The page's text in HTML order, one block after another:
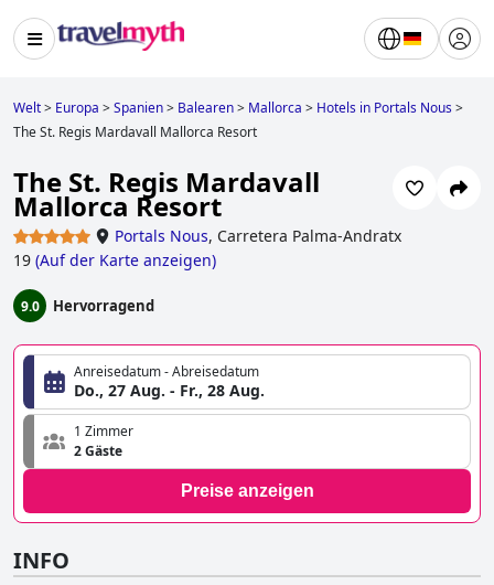
Welt> Europa >Spanien> Balearen> Mallorca > Hotels in Portals Nous>
The St. Regis Mardavall Mallorca Resort
The St. Regis Mardavall
Mallorca Resort
Portals Nous, Carretera Palma-Andratx
19 (Auf der Karte anzeigen)
9.0 Hervorragend
Anreisedatum - Abreisedatum
Do., 27 Aug. - Fr., 28 Aug.
1 Zimmer
2 Gäste
Preise anzeigen
INFO